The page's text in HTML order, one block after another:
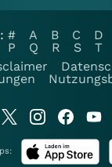
# A B C D
P Q R S T